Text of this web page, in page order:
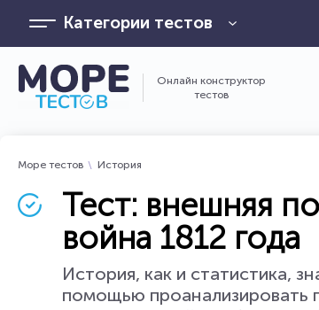
Категории тестов
Онлайн конструктор
тестов
Море тестов История
Тест: внешняя
война 1812 года
История, как и статистика,
помощью проанализировать